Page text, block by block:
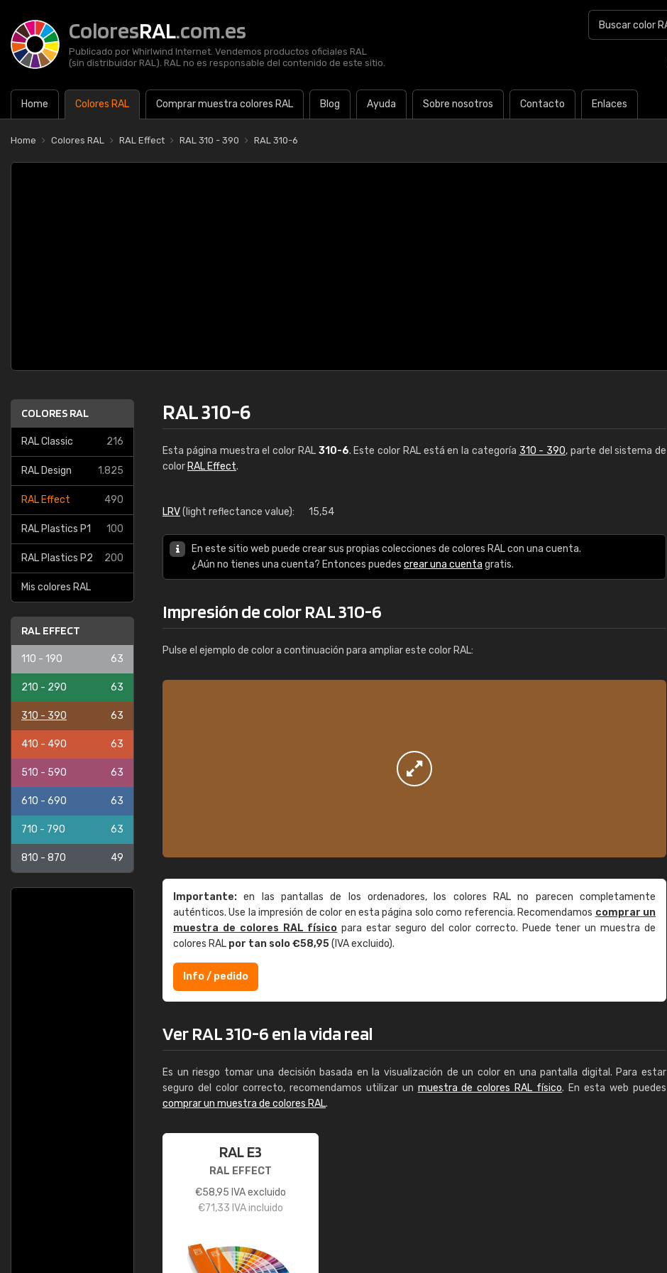
ColoresRAL.com.es
Publicado por Whirlwind Internet. Vendemos productos oficiales RAL
(sin distribuidor RAL). RAL no es responsable del contenido de este sitio.
Home Colores RAL Comprar muestra colores RAL Blog Ayuda Sobre nosotros Contacto Enlaces
Home Colores RAL RAL Effect RAL 310 - 390 RAL 310-6
COLORES RAL
RAL Classic 216
RAL Design 1.825
RAL Effect 490
RAL Plastics P1 100
RAL Plastics P2 200
Mis colores RAL
RAL EFFECT
110 - 190 63
210 - 290 63
310 - 390 63
410 - 490 63
510 - 590 63
610 - 690 63
710 - 790 63
810 - 870 49
RAL 310-6
Esta página muestra el color RAL 310-6. Este color RAL está en la categoría 310 - 390, parte del sistema de
color RAL Effect.
LRV(light reflectance value): 15,54
En este sitio web puede crear sus propias colecciones de colores RAL con una cuenta.
¿Aún no tienes una cuenta? Entonces puedes crear una cuenta gratis.
Impresión de color RAL 310-6
Pulse el ejemplo de color a continuación para ampliar este color RAL:
Importante: en las pantallas de los ordenadores, los colores RAL no parecen completamente
auténticos. Use la impresión de color en esta página solo como referencia. Recomendamos comprar un
muestra de colores RAL físico para estar seguro del color correcto. Puede tener un muestra de
colores RAL por tan solo €58,95(IVA excluido).
Info / pedido
Ver RAL 310-6 en la vida real
Es un riesgo tomar una decisión basada en la visualización de un color en una pantalla digital. Para estar
seguro del color correcto, recomendamos utilizar un muestra de colores RAL físico. En esta web puedes
comprar un muestra de colores RAL.
RAL E3
RAL EFFECT
€58,95 IVA excluido
€71,33 IVA incluido
RAL K7 a base de agua